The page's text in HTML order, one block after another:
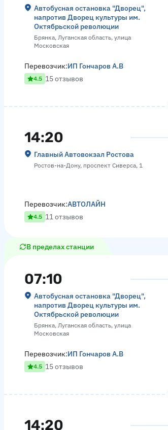
Автобусная остановка "Дворец",
напротив Дворец культуры им.
Октябрьской революции
Брянка, Луганская область, улица
Московская
Перевозчик:ИП Гончаров А.В
4.5 15 отзывов
14:20
Главный Автовокзал Ростова
Ростов-на-Дону, проспект Сиверса, 1
Перевозчик:АВТОЛАЙН
4.5 11 отзывов
В пределах станции
07:10
Автобусная остановка "Дворец",
напротив Дворец культуры им.
Октябрьской революции
Брянка, Луганская область, улица
Московская
Перевозчик:ИП Гончаров А.В
4.5 15 отзывов
14:20